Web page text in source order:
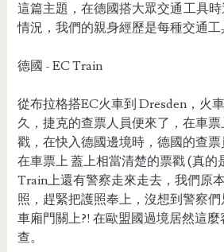
這篇主題，在德國搭大眾交通工具
情況，我們的親身經歷是每種交通工
德國 - EC Train
從布拉格搭EC火車到 Dresden，火
久，捷克的查票人員便來了，在車
戳，在快入德國邊境時，德國的查票
在車票上 蓋上相當清楚的票戳 (真的
Train上還有警察走來走去，我們原
照，趕緊把護照奉上，沒想到警察
車廂門關上?! 在歐盟國過境居然這
查。